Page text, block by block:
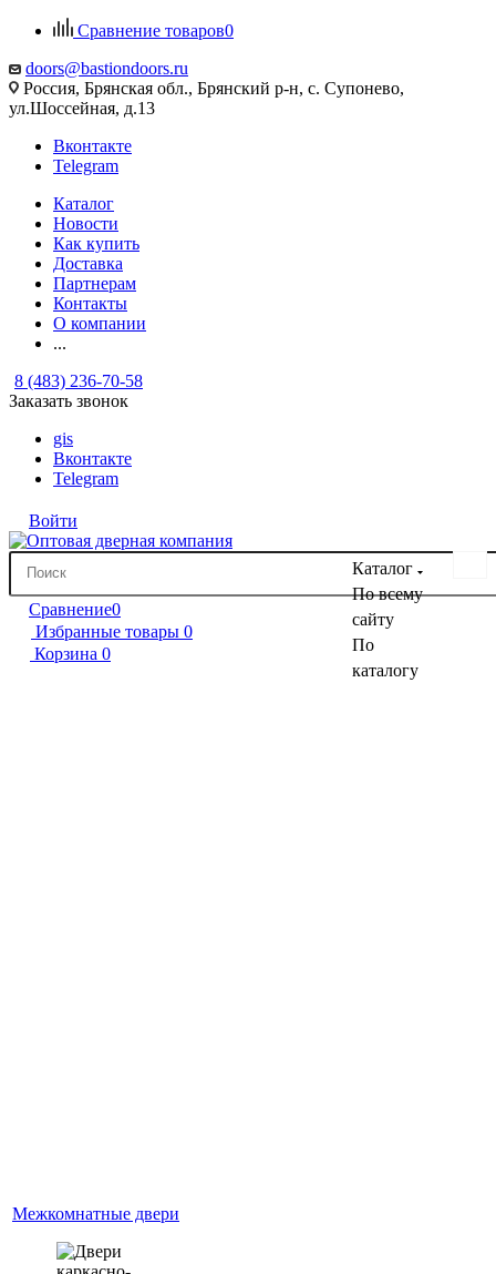
Сравнение товаров0
doors@bastiondoors.ru
Россия, Брянская обл., Брянский р-н, с. Супонево,
ул.Шоссейная, д.13
Вконтакте
Telegram
Каталог
Новости
Как купить
Доставка
Партнерам
Контакты
О компании
...
8 (483) 236-70-58
Заказать звонок
gis
Вконтакте
Telegram
Войти
Каталог
По всему
сайту
По
каталогу
Сравнение0
Избранные товары 0
Корзина 0
Межкомнатные двери